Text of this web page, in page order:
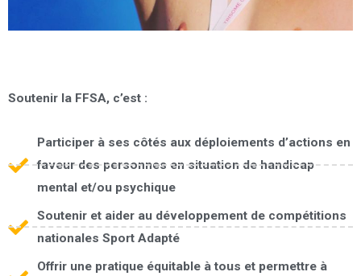
Soutenir la FFSA, c’est :
Participer à ses côtés aux déploiements d’actions en
faveur des personnes en situation de handicap
mental et/ou psychique
Soutenir et aider au développement de compétitions
nationales Sport Adapté
Offrir une pratique équitable à tous et permettre à